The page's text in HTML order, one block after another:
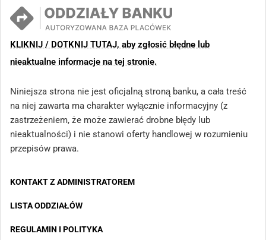
KLIKNIJ / DOTKNIJ TUTAJ, aby zgłosić błędne lub
nieaktualne informacje na tej stronie.
Niniejsza strona nie jest oficjalną stroną banku, a cała treść
na niej zawarta ma charakter wyłącznie informacyjny (z
zastrzeżeniem, że może zawierać drobne błędy lub
nieaktualności) i nie stanowi oferty handlowej w rozumieniu
przepisów prawa.
KONTAKT Z ADMINISTRATOREM
LISTA ODDZIAŁÓW
REGULAMIN I POLITYKA